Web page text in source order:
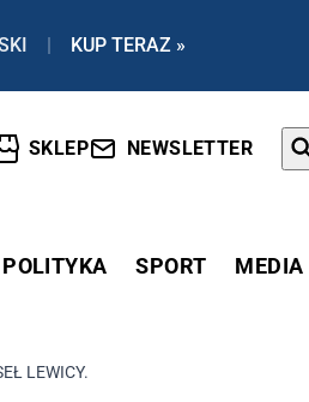
| KUP TERAZ »
SKLEP NEWSLETTER
POLITYKA SPORT MEDIA
LEWICY. I WSKAZUJE INNE WYJŚCIE...